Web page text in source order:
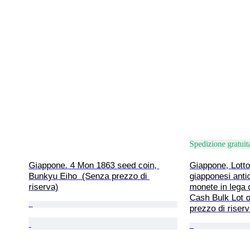
Giappone. 4 Mon 1863 seed coin,
Bunkyu Eiho  (Senza prezzo di
riserva)
Spedizione
Giappone,
giapponesi
monete in lega
Cash Bulk Lot
prezzo di